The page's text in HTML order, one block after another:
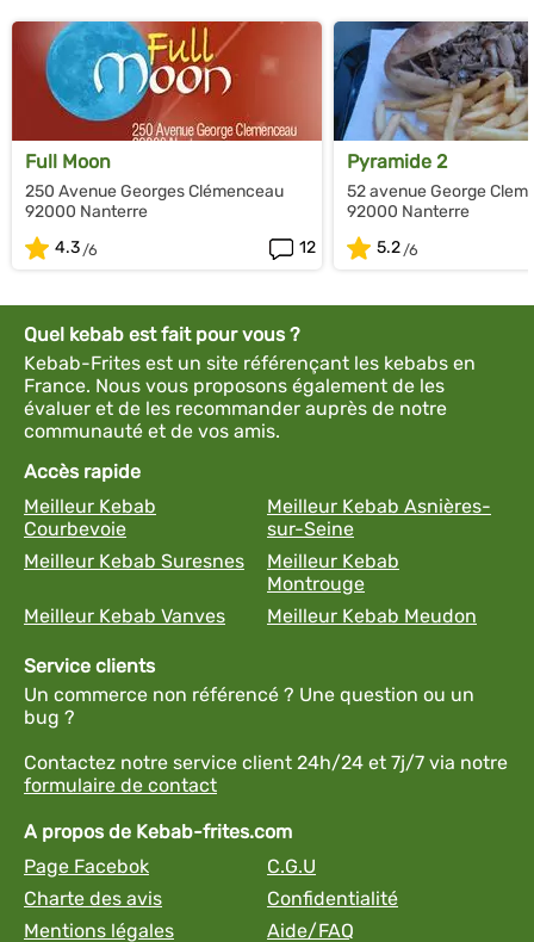
Full Moon
250 Avenue Georges Clémenceau
92000 Nanterre
4.3
12
Pyramide 2
52 avenue George
92000 Nanterre
5.2
Quel kebab est fait pour vous ?
Kebab-Frites est un site référençant les kebabs en
France. Nous vous proposons également de les
évaluer et de les recommander auprès de notre
communauté et de vos amis.
Accès rapide
Meilleur Kebab
Courbevoie
Meilleur Kebab Asnières-
sur-Seine
Meilleur Kebab Suresnes
Meilleur Kebab
Montrouge
Meilleur Kebab Vanves
Meilleur Kebab Meudon
Service clients
Un commerce non référencé ? Une question ou un
bug ?
Contactez notre service client 24h/24 et 7j/7 via notre
formulaire de contact
A propos de Kebab-frites.com
Page Facebok
C.G.U
Charte des avis
Confidentialité
Mentions légales
Aide/FAQ